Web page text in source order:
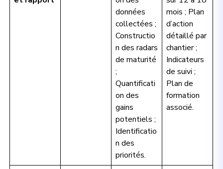
données
collectées ;
Constructio
n des radars
de maturité
;
Quantificati
on des
gains
potentiels ;
Identificatio
n des
priorités.
mois ; Plan
d’action
détaillé par
chantier ;
Indicateurs
de suivi ;
Plan de
formation
associé.